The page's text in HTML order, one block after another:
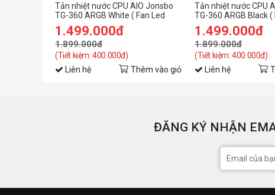
Tản nhiệt nước CPU AIO Jonsbo
TG-360 ARGB White ( Fan Led
ghép nối không dây )
1.499.000đ
1.899.000đ
(Tiết kiệm: 400.000đ)
Liên hệ Thêm vào giỏ
Tản nhiệt nước CPU
TG-360 ARGB Black (
ghép nối không dây )
1.499.000đ
1.899.000đ
(Tiết kiệm: 400.000đ)
Liên hệ
ĐĂNG KÝ NHẬN